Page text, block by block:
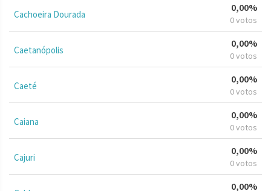
Cachoeira Dourada
0,00%
0 votos
Caetanópolis
0,00%
0 votos
Caeté
0,00%
0 votos
Caiana
0,00%
0 votos
Cajuri
0,00%
0 votos
0,00%